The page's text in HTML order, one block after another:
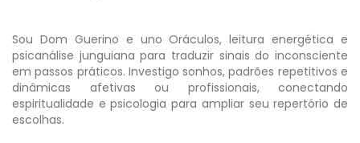
Sou Dom Guerino e uno Oráculos, leitura energética e
psicanálise junguiana para traduzir sinais do inconsciente
em passos práticos. Investigo sonhos, padrões repetitivos e
dinâmicas afetivas ou profissionais, conectando
espiritualidade e psicologia para ampliar seu repertório de
escolhas.